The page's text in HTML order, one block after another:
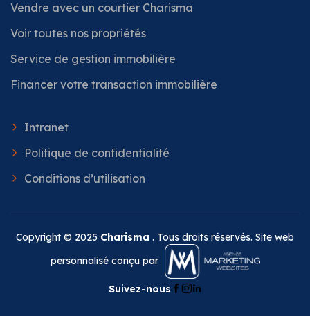
Vendre avec un courtier Charisma
Voir toutes nos propriétés
Service de gestion immobilière
Financer votre transaction immobilière
Intranet
Politique de confidentialité
Conditions d’utilisation
Copyright © 2025 Charisma . Tous droits réservés. Site web
personnalisé conçu par
Suivez-nous